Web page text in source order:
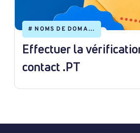
# NOMS DE DOMAINE
Effectuer la
contact .PT